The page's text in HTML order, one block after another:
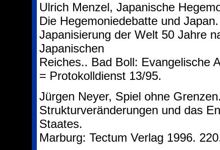
Ulrich Menzel, Japanische
Die Hegemoniedebatte und
Japanisierung der Welt 50 Jahre
Japanischen
Reiches.. Bad Boll: Evangelische
= Protokolldienst 13/95.
Jürgen Neyer, Spiel ohne
Strukturveränderungen und das
Staates.
Marburg: Tectum Verlag 1996.